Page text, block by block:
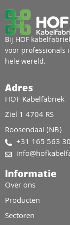
Bij HOF
voor professionals
hele wereld.
Adres
HOF Kabelfabriek
Ziel 1 4704 RS
Roosendaal (NB)
+31 165 563
Informatie
Over ons
Producten
Sectoren